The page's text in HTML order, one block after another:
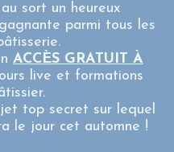
sort un heureux
parmi tous les
ACCÈS GRATUIT À
live et formations
top secret sur lequel
le jour cet automne !